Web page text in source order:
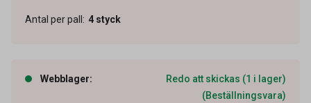
Antal per pall : 4 styck
Webblager:
Redo att skickas (1 i lager)
(Beställningsvara)